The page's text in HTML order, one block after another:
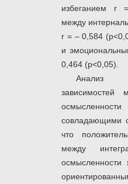
избеганием r
между
r = – 0,584
и
0,464 (р<0,05).
Анализ
зависимостей
совладающими
что
между